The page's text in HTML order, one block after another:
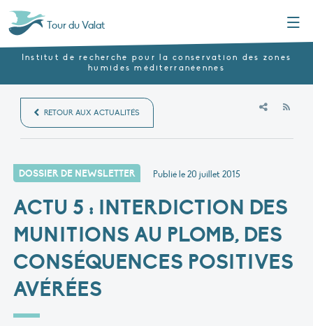
Tour du Valat
Institut de recherche pour la conservation des zones
humides méditerranéennes
RETOUR AUX ACTUALITÉS
DOSSIER DE NEWSLETTER Publié le20 juillet 2015
ACTU 5 : INTERDICTION DES
MUNITIONS AU PLOMB, DES
CONSÉQUENCES POSITIVES
AVÉRÉES